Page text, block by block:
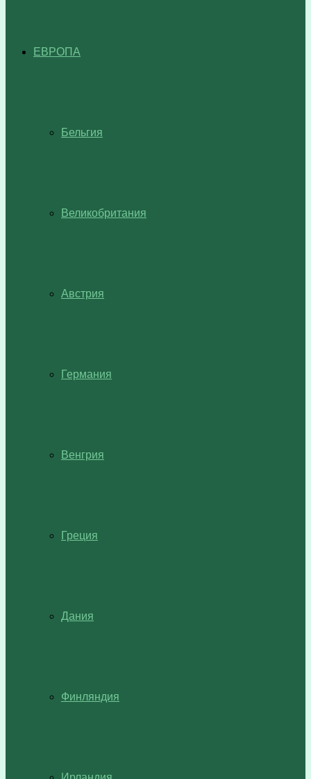
ЕВРОПА
Бельгия
Великобритания
Австрия
Германия
Венгрия
Греция
Дания
Финляндия